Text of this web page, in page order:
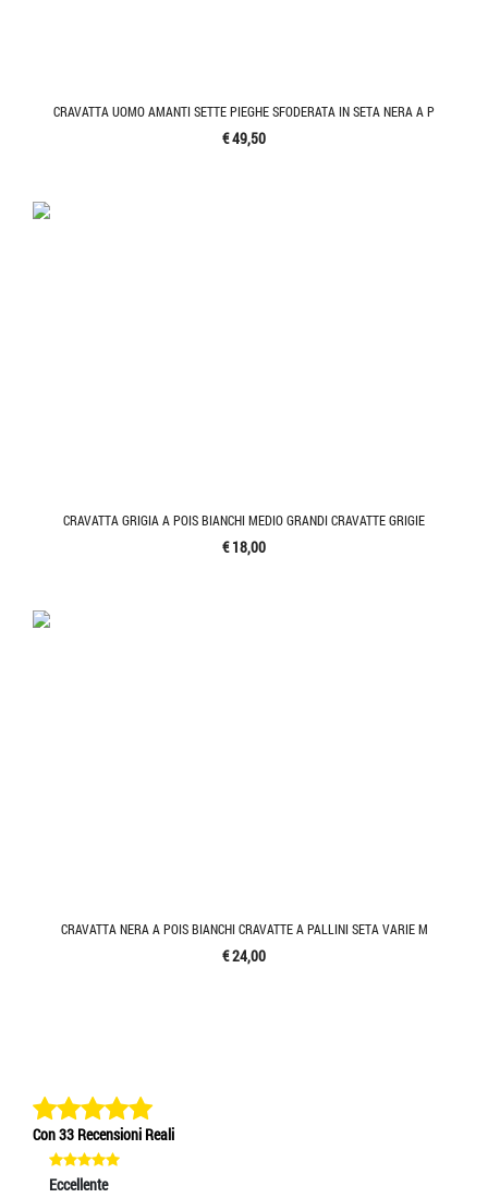
CRAVATTA UOMO AMANTI SETTE PIEGHE SFODERATA IN SETA NERA A P
€ 49,50
CRAVATTA GRIGIA A POIS BIANCHI MEDIO GRANDI CRAVATTE GRIGIE
€ 18,00
CRAVATTA NERA A POIS BIANCHI CRAVATTE A PALLINI SETA VARIE M
€ 24,00
Con 33 Recensioni Reali
Eccellente